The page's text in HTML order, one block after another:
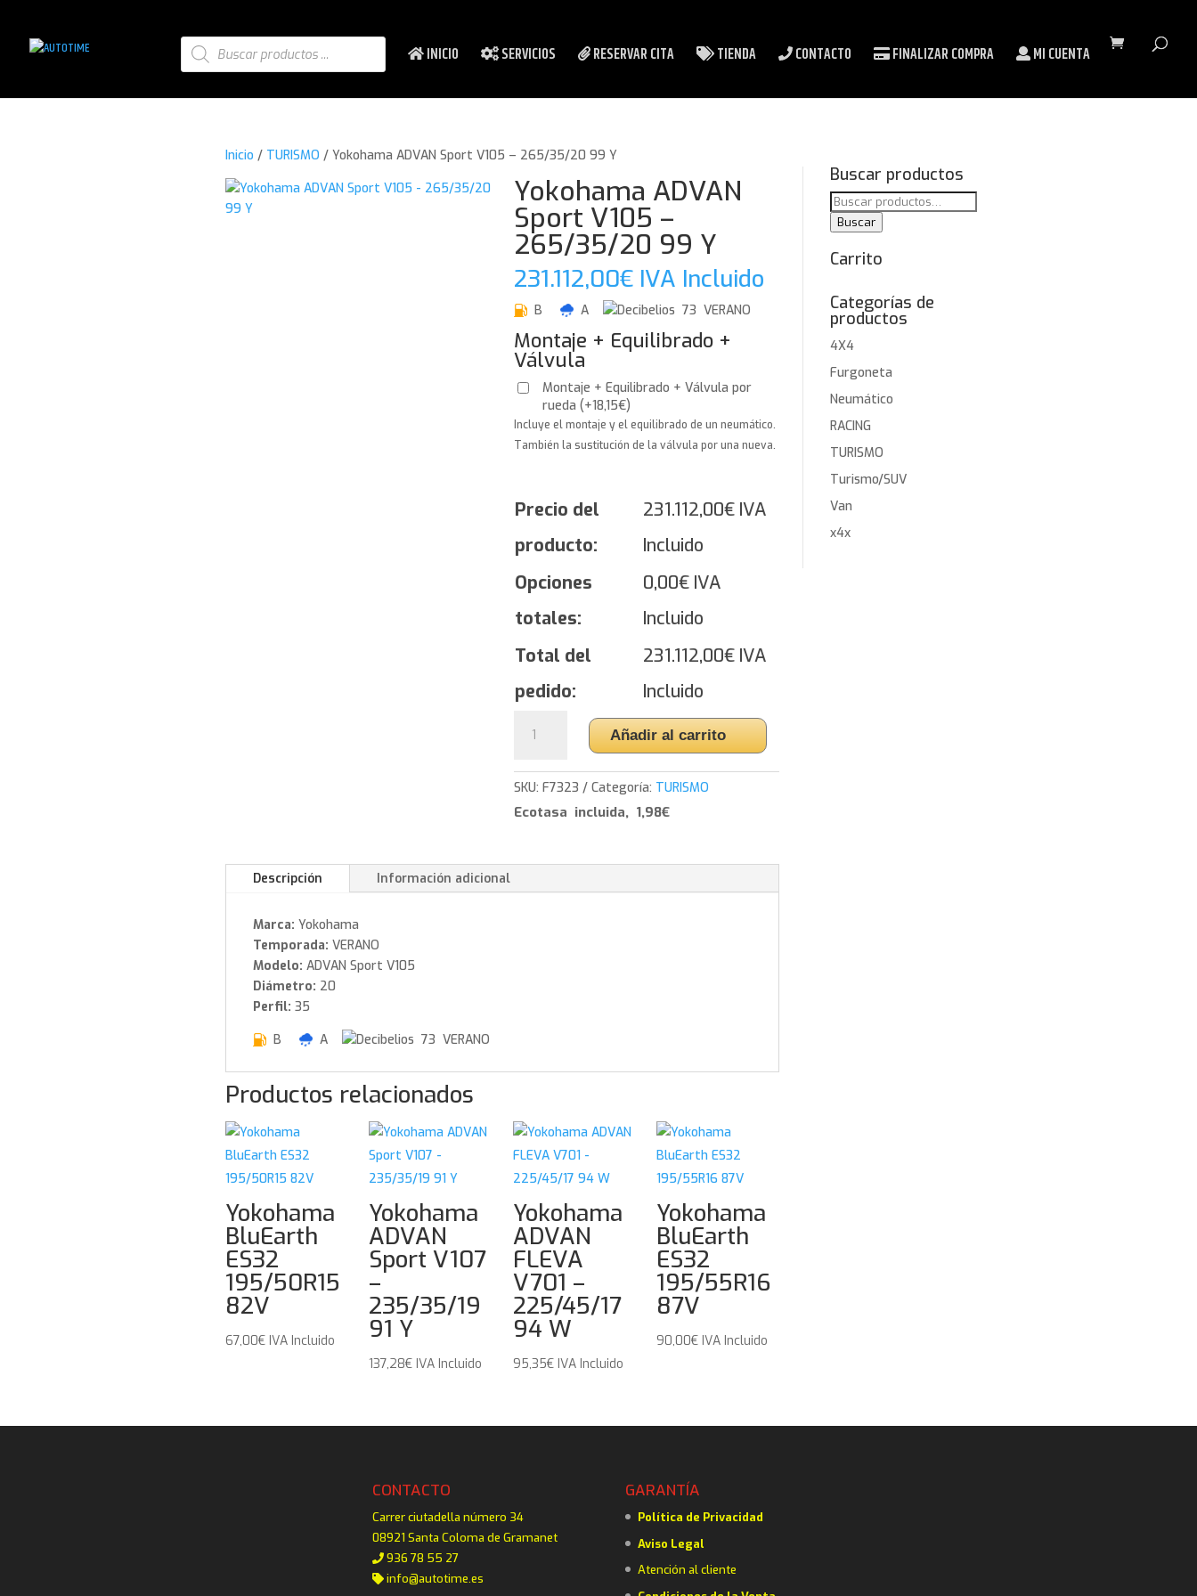
Búsqueda
de
productos
INICIO SERVICIOS RESERVAR CITA TIENDA CONTACTO FINALIZAR COMPRA MI CUENTA
Inicio / TURISMO / Yokohama ADVAN Sport V105 – 265/35/20 99 Y
Yokohama ADVAN
Sport V105 –
265/35/20 99 Y
231.112,00€ IVA Incluido
B A 73 VERANO
Montaje + Equilibrado +
Válvula
Montaje + Equilibrado + Válvula por
rueda (+18,15€)
Incluye el montaje y el equilibrado de un neumático.
También la sustitución de la válvula por una nueva.
Precio del
producto:
231.112,00€ IVA
Incluido
Opciones
totales:
0,00€IVA
Incluido
Total del
pedido:
231.112,00€IVA
Incluido
ADVAN
V105
Y
Añadir al carrito
SKU: F7323 Categoría: TURISMO
Ecotasa incluida, 1,98€
Descripción Información adicional
Marca: Yokohama
Temporada: VERANO
Modelo: ADVAN Sport V105
Diámetro: 20
Perfil: 35
B
A 73 VERANO
Productos relacionados
Yokohama
BluEarth
ES32
195/50R15
82V
67,00€ IVA Incluido
Yokohama
ADVAN
Sport V107
–
235/35/19
91 Y
137,28€ IVA Incluido
Yokohama
ADVAN
FLEVA
V701 –
225/45/17
94 W
95,35€ IVA Incluido
Yokohama
BluEarth
ES32
195/55R16
87V
90,00€ IVA Incluido
Buscar productos
Buscar
por:
Buscar
Carrito
Categorías de
productos
4X4
Furgoneta
Neumático
RACING
TURISMO
Turismo/SUV
Van
x4x
CONTACTO
Carrer ciutadella número 34
08921 Santa Coloma de Gramanet
936 78 55 27
info@autotime.es
GARANTÍA
Política de Privacidad
Aviso Legal
Atención al cliente